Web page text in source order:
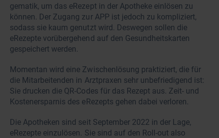
gematik, um das eRezept in der Apotheke einlösen zu
können. Der Zugang zur APP ist jedoch zu kompliziert,
sodass sie kaum genutzt wird. Deswegen sollen die
eRezepte vorübergehend auf den Gesundheitskarten
gespeichert werden.
Momentan wird eine Zwischenlösung praktiziert, die für
die Mitarbeitenden in Arztpraxen sehr unbefriedigend ist:
Sie drucken die QR-Codes für das Rezept aus. Zeit- und
Kostenersparnis des eRezepts gehen dabei verloren.
Die Apotheken sind seit September 2022 in der Lage,
eRezepte einzulösen. Sie sind auf den Roll-out also